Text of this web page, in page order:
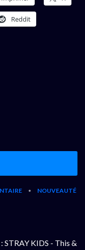
Reddit
•
NOUVEAUTÉ
STRAY KIDS - This &